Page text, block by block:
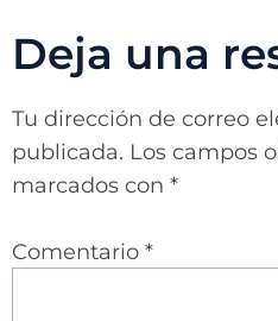
Deja una
Tu dirección de correo
publicada. Los campos
marcados con *
Comentario *